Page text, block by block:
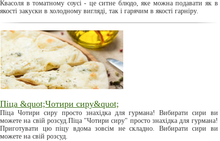
Квасоля в томатному соусі - це ситне блюдо, яке можна подавати як в
якості закуски в холодному вигляді, так і гарячим в якості гарніру.
Піца &quot;Чотири сиру&quot;
Піца Чотири сиру просто знахідка для гурмана! Вибирати сири ви
можете на свій розсуд.Піца "Чотири сиру" просто знахідка для гурмана!
Приготувати цю піцу вдома зовсім не складно. Вибирати сири ви
можете на свій розсуд.